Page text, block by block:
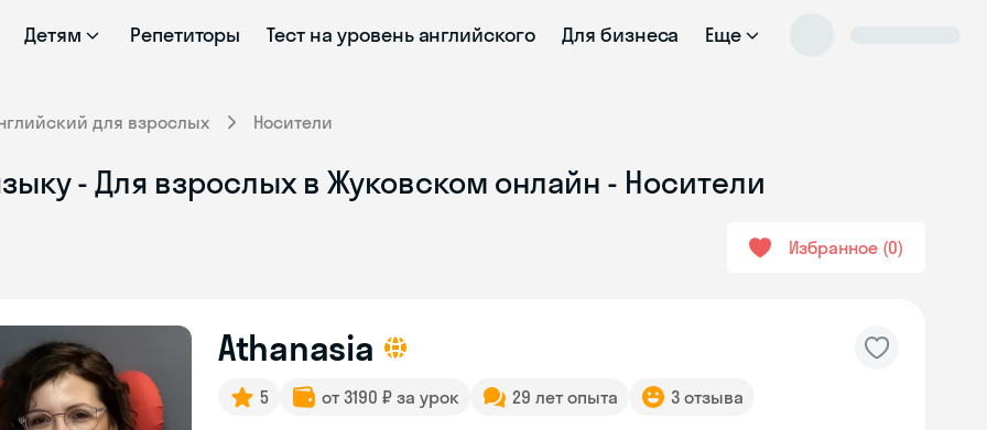
Детям Репетиторы Тест на уровень английского Для бизнеса Еще
для взрослых Носители
- Для взрослых в Жуковском онлайн - Носители
Избранное 0
Athanasia
5 от 3190 ₽ за урок 29 лет опыта 3 отзыва